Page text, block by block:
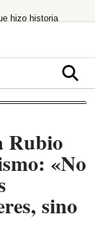
hizo historia
¡Netflix la lía! ‘La última casa’ te atrapa en un encierro que hiela la sangre
Rubio
«No
sino